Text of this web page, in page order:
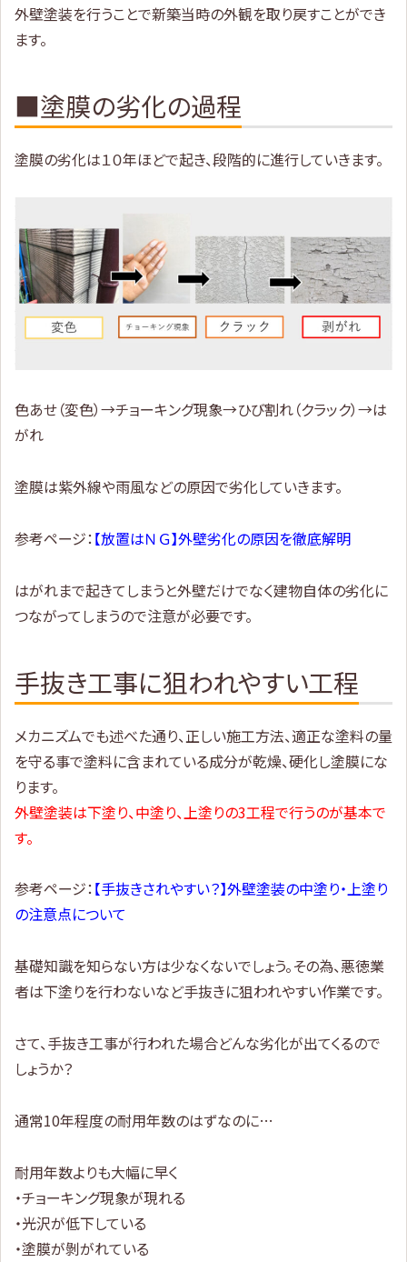
外壁塗装を行うことで新築当時の外観を取り戻すことができ
ます。
■塗膜の劣化の過程
塗膜の劣化は１０年ほどで起き、段階的に進行していきます。
色あせ（変色）→チョーキング現象→ひび割れ（クラック）→は
がれ
塗膜は紫外線や雨風などの原因で劣化していきます。
参考ページ： 【放置はＮＧ】外壁劣化の原因を徹底解明
はがれまで起きてしまうと外壁だけでなく建物自体の劣化に
つながってしまうので注意が必要です。
手抜き工事に狙われやすい工程
メカニズムでも述べた通り、正しい施工方法、適正な塗料の量
を守る事で塗料に含まれている成分が乾燥、硬化し塗膜にな
ります。
外壁塗装は下塗り、中塗り、上塗りの3工程で行うのが基本で
す。
参考ページ： 【手抜きされやすい？】外壁塗装の中塗り・上塗り
の注意点について
基礎知識を知らない方は少なくないでしょう。その為、悪徳業
者は下塗りを行わないなど手抜きに狙われやすい作業です。
さて、手抜き工事が行われた場合どんな劣化が出てくるので
しょうか？
通常10年程度の耐用年数のはずなのに…
耐用年数よりも大幅に早く
・チョーキング現象が現れる
・光沢が低下している
・塗膜が剝がれている